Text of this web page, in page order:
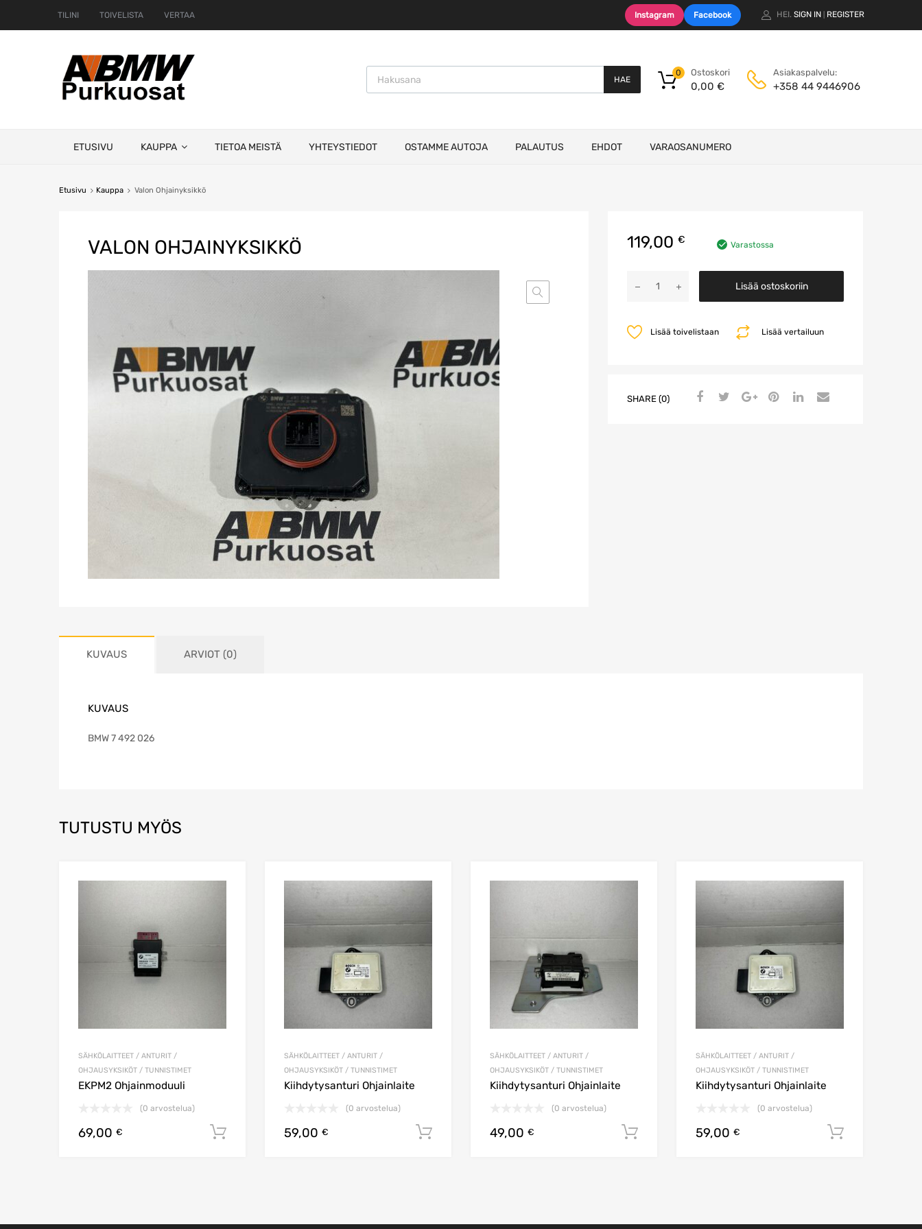
TILINI TOIVELISTA VERTAA Instagram Facebook HEI. SIGN IN REGISTER
Products search
HAE
Ostoskori
0,00 €
0 Asiakaspalvelu:
+358 44 9446906
ETUSIVU KAUPPA TIETOA MEISTÄ YHTEYSTIEDOT OSTAMME AUTOJA PALAUTUS EHDOT VARAOSANUMERO
Etusivu Kauppa Valon Ohjainyksikkö
VALON OHJAINYKSIKKÖ 119,00 € Varastossa
Ohjainyksikkö
Lisää ostoskoriin
Lisää vertailuun
Lisää toivelistaan
SHARE (0)
KUVAUS ARVIOT (0)
KUVAUS
BMW 7 492 026
TUTUSTU MYÖS
SÄHKÖLAITTEET / ANTURIT /
OHJAUSYKSIKÖT / TUNNISTIMET
EKPM2 Ohjainmoduuli
(0 arvostelua)
69,00 € Lisää ostoskoriin
SÄHKÖLAITTEET / ANTURIT /
OHJAUSYKSIKÖT / TUNNISTIMET
Kiihdytysanturi Ohjainlaite
(0 arvostelua)
59,00 € Lisää ostoskoriin
SÄHKÖLAITTEET / ANTURIT /
OHJAUSYKSIKÖT / TUNNISTIMET
Kiihdytysanturi Ohjainlaite
(0 arvostelua)
49,00 € Lisää ostoskoriin
SÄHKÖLAITTEET / ANTURIT /
OHJAUSYKSIKÖT / TUNNISTIMET
Kiihdytysanturi Ohjainlaite
(0 arvostelua)
59,00 €